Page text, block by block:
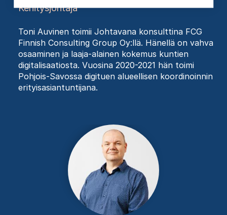
Kehitysjohtaja
Toni Auvinen toimii Johtavana konsulttina FCG
Finnish Consulting Group Oy:llä. Hänellä on vahva
osaaminen ja laaja-alainen kokemus kuntien
digitalisaatiosta. Vuosina 2020-2021 hän toimi
Pohjois-Savossa digituen alueellisen koordinoinnin
erityisasiantuntijana.